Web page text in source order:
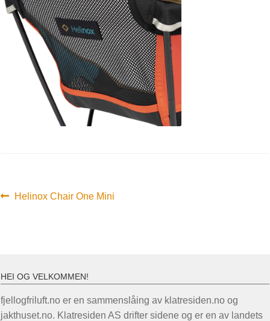
Innleggsnavigasjon
Forrige
Helinox Chair One Mini
HEI OG VELKOMMEN!
fjellogfriluft.no er en sammenslåing av klatresiden.no og
jakthuset.no. Klatresiden AS drifter sidene og er en av landets